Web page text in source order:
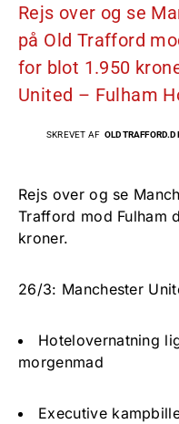
Rejs over og se
på Old Trafford
for blot 1.950
United – Fulham
SKREVET AF
Rejs over og se
Trafford mod Fulham
kroner.
26/3: Manchester
Hotelovernatning
morgenmad
Executive